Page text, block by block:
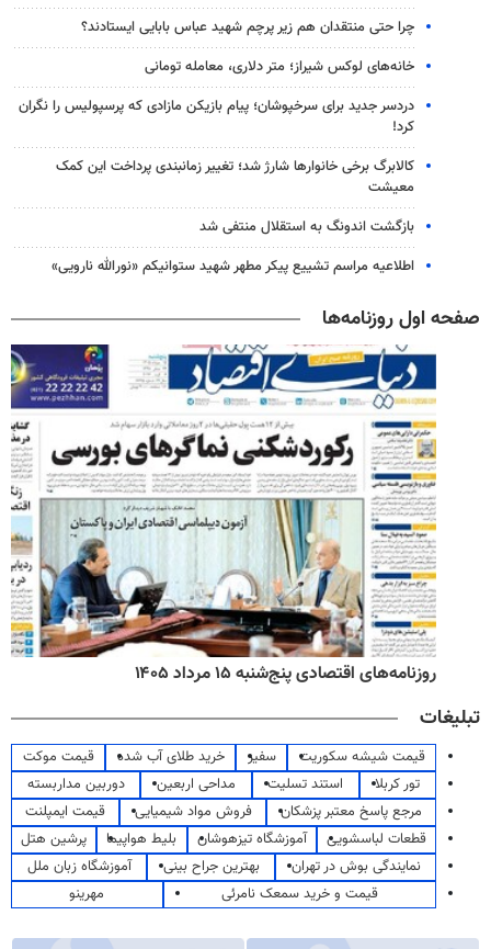
چرا حتی منتقدان هم زیر پرچم شهید عباس بابایی ایستادند؟
خانه‌های لوکس شیراز؛ متر دلاری، معامله تومانی
دردسر جدید برای سرخپوشان؛ پیام بازیکن مازادی که پرسپولیس را نگران
کرد!
کالابرگ برخی خانوارها شارژ شد؛ تغییر زمانبندی پرداخت این کمک
معیشت
بازگشت اندونگ به استقلال منتفی شد
اطلاعیه مراسم تشییع پیکر مطهر شهید ستوانیکم «نورالله نارویی»
صفحه اول روزنامه‌ها
روزنامه‌های اقتصادی پنج‌شنبه ۱۵ مرداد ۱۴۰۵
تبلیغات
قیمت شیشه سکوریت سفیر خرید طلای آب شده
قیمت موکت
تور کربلا
استند تسلیت مداحی اربعین
دوربین مداربسته
مرجع پاسخ معتبر پزشکان
فروش مواد شیمیایی
قیمت ایمپلنت
قطعات لباسشویی
آموزشگاه تیزهوشان بلیط هواپیما
پرشین هتل
نمایندگی بوش در تهران
بهترین جراح بینی
آموزشگاه زبان ملل
قیمت و خرید سمعک نامرئی
مهرینو